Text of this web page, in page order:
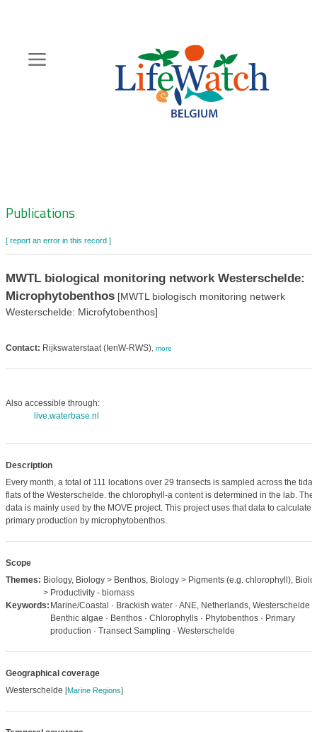
content
Zoeknavigatie
Publications
[ report an error in this record ]
MWTL biological monitoring network Westerschelde:
Microphytobenthos[MWTL biologisch monitoring netwerk
Westerschelde: Microfytobenthos]
Contact: Rijkswaterstaat (IenW-RWS), more
Also accessible through:
live.waterbase.nl
Description
Every month, a total of 111 locations over 29 transects is sampled across the tidal
flats of the Westerschelde. the chlorophyll-a content is determined in the lab. The
data is mainly used by the MOVE project. This project uses that data to calculate
primary production by microphytobenthos.
Scope
Themes: Biology, Biology > Benthos, Biology > Pigments (e.g. chlorophyll),
> Productivity - biomass
Keywords: Marine/Coastal · Brackish water · ANE, Netherlands, Westerschelde ·
Benthic algae · Benthos · Chlorophylls · Phytobenthos · Primary
production · Transect Sampling · Westerschelde
Geographical coverage
Westerschelde [Marine Regions]